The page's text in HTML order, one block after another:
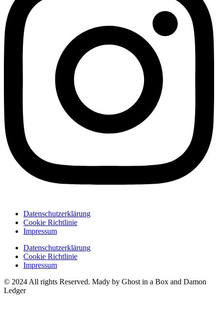
Datenschutzerklärung
Cookie Richtlinie
Impressum
Datenschutzerklärung
Cookie Richtlinie
Impressum
© 2024 All rights Reserved. Mady by Ghost in a Box and Damon
Ledger